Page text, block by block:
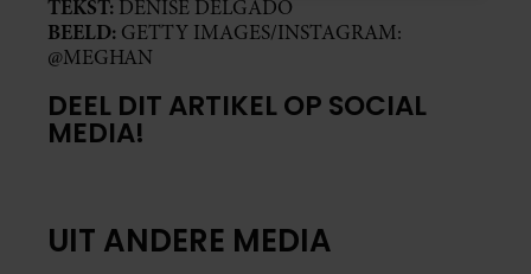
TEKST: DENISE DELGADO
BEELD: GETTY IMAGES/INSTAGRAM:
@MEGHAN
DEEL DIT ARTIKEL OP SOCIAL
MEDIA!
UIT ANDERE MEDIA